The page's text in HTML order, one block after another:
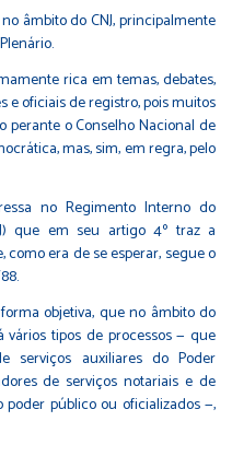
âmbito do CNJ, principalmente
rica em temas, debates,
e oficiais de registro, pois muitos
perante o Conselho Nacional de
mas, sim, em regra, pelo
no Regimento Interno do
que em seu artigo 4º traz a
como era de se esperar, segue o
objetiva, que no âmbito do
vários tipos de processos — que
serviços auxiliares do Poder
de serviços notariais e de
público ou oficializados —,